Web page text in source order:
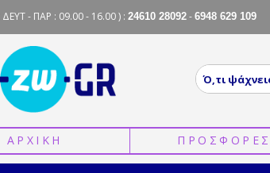
ΔΕΥΤ - ΠΑΡ : 09.00 - 16.00 ) : 24610 28092 - 6948 629 109
ΑΡΧΙΚΗ ΠΡΟΣΦΟΡΕΣ